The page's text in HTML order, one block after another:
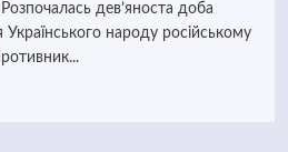
дев’яноста доба
Українського народу російському